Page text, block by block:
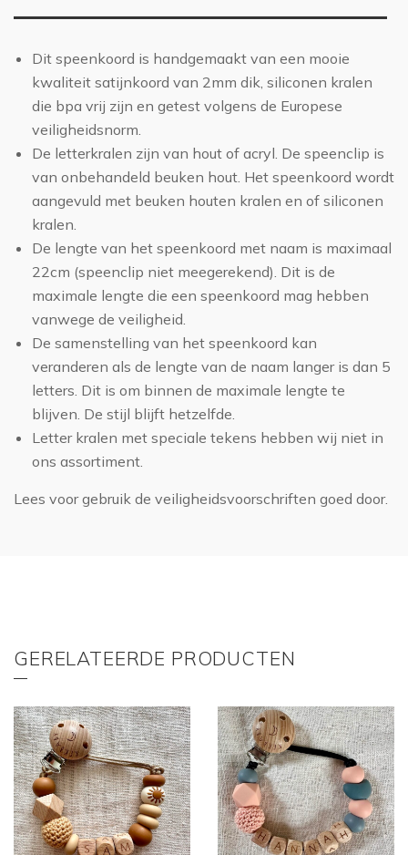
Dit speenkoord is handgemaakt van een mooie
kwaliteit satijnkoord van 2mm dik, siliconen kralen
die bpa vrij zijn en getest volgens de Europese
veiligheidsnorm.
De letterkralen zijn van hout of acryl. De speenclip is
van onbehandeld beuken hout. Het speenkoord wordt
aangevuld met beuken houten kralen en of siliconen
kralen.
De lengte van het speenkoord met naam is maximaal
22cm (speenclip niet meegerekend). Dit is de
maximale lengte die een speenkoord mag hebben
vanwege de veiligheid.
De samenstelling van het speenkoord kan
veranderen als de lengte van de naam langer is dan 5
letters. Dit is om binnen de maximale lengte te
blijven. De stijl blijft hetzelfde.
Letter kralen met speciale tekens hebben wij niet in
ons assortiment.
Lees voor gebruik de veiligheidsvoorschriften goed door.
GERELATEERDE PRODUCTEN